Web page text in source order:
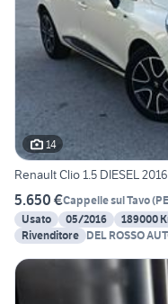
14
Renault Clio 1.5 DIESEL
5.650 €Cappelle sul Tavo(PE
Usato
05/2016 189000
Rivenditore DEL ROSSO